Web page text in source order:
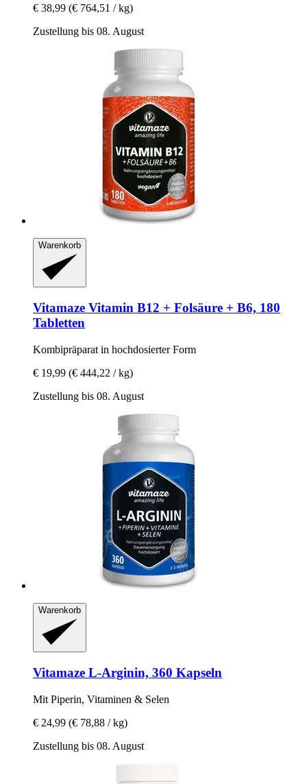
€ 38,99 (€ 764,51 / kg)
Zustellung bis 08. August
Warenkorb
Vitamaze Vitamin B12 + Folsäure + B6, 180
Tabletten
Kombipräparat in hochdosierter Form
€ 19,99 (€ 444,22 / kg)
Zustellung bis 08. August
Warenkorb
Vitamaze L-​Arginin, 360 Kapseln
Mit Piperin, Vitaminen & Selen
€ 24,99 (€ 78,88 / kg)
Zustellung bis 08. August